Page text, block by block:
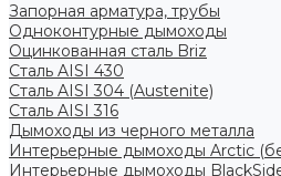
Запорная арматура, трубы
Одноконтурные дымоходы
Оцинкованная сталь Briz
Сталь AISI 430
Сталь AISI 304 (Austenite)
Сталь AISI 316
Дымоходы из черного металла
Интерьерные дымоходы Arctic
Интерьерные дымоходы